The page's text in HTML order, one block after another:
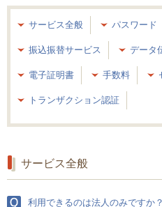
サービス全般 パスワード
振込振替サービス データ
電子証明書 手数料
トランザクション認証
サービス全般
利用できるのは法人のみですか？